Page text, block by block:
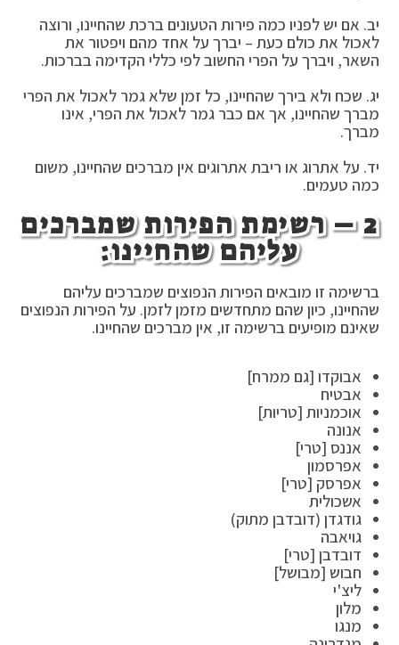
יב. אם יש לפניו כמה פירות הטעונים ברכת שהחיינו, ורוצה
לאכול את כולם כעת – יברך על אחד מהם ויפטור את
השאר, ויברך על הפרי החשוב לפי כללי הקדימה בברכות.
יג. שכח ולא בירך שהחיינו, כל זמן שלא גמר לאכול את הפרי
מברך שהחיינו, אך אם כבר גמר לאכול את הפרי, אינו
מברך.
יד. על אתרוג או ריבת אתרוגים אין מברכים שהחיינו, משום
כמה טעמים.
2 – רשימת הפירות שמברכים
עליהם שהחיינו:
ברשימה זו מובאים הפירות הנפוצים שמברכים עליהם
שהחיינו, כיון שהם מתחדשים מזמן לזמן. על הפירות הנפוצים
שאינם מופיעים ברשימה זו, אין מברכים שהחיינו.
אבוקדו [גם ממרח]
אבטיח
אוכמניות [טריות]
אנונה
אננס [טרי]
אפרסמון
אפרסק [טרי]
אשכולית
גודגדן (דובדבן מתוק)
גויאבה
דובדבן [טרי]
חבוש [מבושל]
ליצ'י
מלון
מנגו